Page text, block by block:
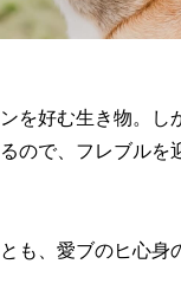
を好む生き物。し
ので、フレブル
も、愛ブのヒ心